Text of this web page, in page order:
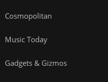
Cosmopolitan
Music Today
Gadgets & Gizmos